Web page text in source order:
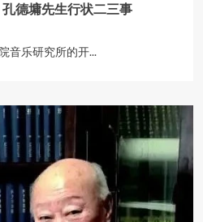
德墉先生行状二三事
音乐研究所的开...